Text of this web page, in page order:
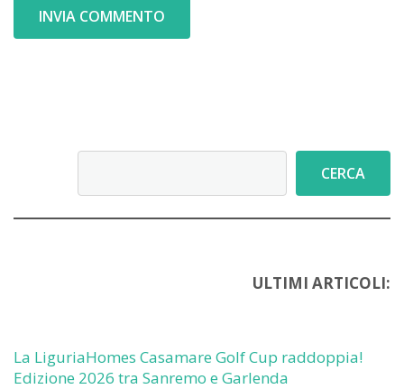
CERCA
ULTIMI ARTICOLI:
La LiguriaHomes Casamare Golf Cup raddoppia!
Edizione 2026 tra Sanremo e Garlenda